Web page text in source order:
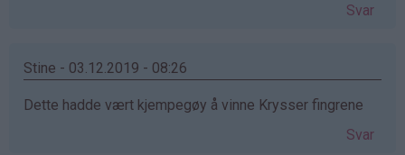
Svar
Stine - 03.12.2019 - 08:26
Dette hadde vært kjempegøy å vinne Krysser fingrene
Svar